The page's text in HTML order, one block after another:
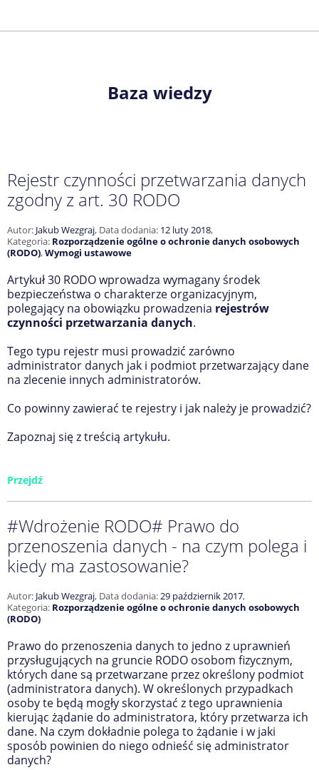
Baza wiedzy
Rejestr czynności przetwarzania danych
zgodny z art. 30 RODO
Autor: Jakub Wezgraj, Data dodania: 12 luty 2018,
Kategoria: Rozporządzenie ogólne o ochronie danych osobowych
(RODO),Wymogi ustawowe
Artykuł 30 RODO wprowadza wymagany środek
bezpieczeństwa o charakterze organizacyjnym,
polegający na obowiązku prowadzenia rejestrów
czynności przetwarzania danych.
Tego typu rejestr musi prowadzić zarówno
administrator danych jak i podmiot przetwarzający dane
na zlecenie innych administratorów.
Co powinny zawierać te rejestry i jak należy je prowadzić?
Zapoznaj się z treścią artykułu.
Przejdź
#Wdrożenie RODO# Prawo do
przenoszenia danych - na czym polega i
kiedy ma zastosowanie?
Autor: Jakub Wezgraj, Data dodania:29 październik 2017,
Kategoria: Rozporządzenie ogólne o ochronie danych osobowych
(RODO)
Prawo do przenoszenia danych to jedno z uprawnień
przysługujących na gruncie RODO osobom fizycznym,
których dane są przetwarzane przez określony podmiot
(administratora danych). W określonych przypadkach
osoby te będą mogły skorzystać z tego uprawnienia
kierując żądanie do administratora, który przetwarza ich
dane. Na czym dokładnie polega to żądanie i w jaki
sposób powinien do niego odnieść się administrator
danych?